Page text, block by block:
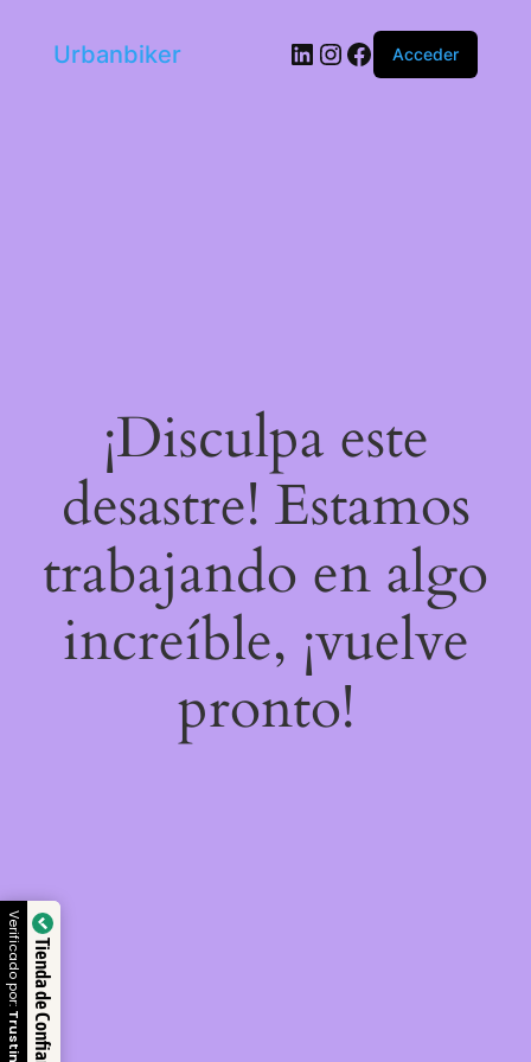
Urbanbiker LinkedIn
Instagram
Facebook
Acceder
¡Disculpa este
desastre! Estamos
trabajando en algo
increíble, ¡vuelve
pronto!
Tienda de Confianza
Verificado por: